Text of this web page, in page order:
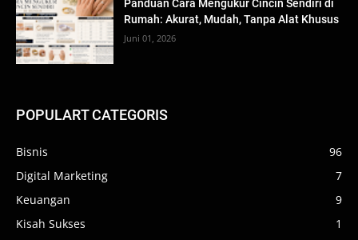
Panduan Cara Mengukur Cincin Sendiri di
Rumah: Akurat, Mudah, Tanpa Alat Khusus
Juni 01, 2026
POPULART CATEGORIS
Bisnis
96
Digital Marketing
7
Keuangan
9
Kisah Sukses
1